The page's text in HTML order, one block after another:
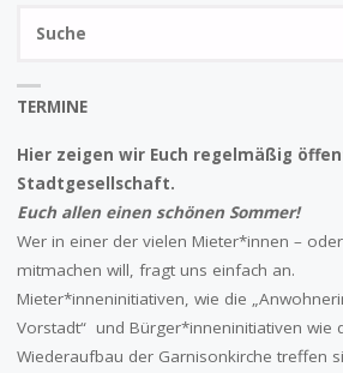
TERMINE
Hier zeigen wir Euch regelmäßig
Stadtgesellschaft.
Euch allen einen schönen Sommer!
Wer in einer der vielen Mieter*innen –
mitmachen will, fragt uns einfach an.
Mieter*inneninitiativen, wie die
Vorstadt“ und Bürger*inneninitiativen wie
Wiederaufbau der Garnisonkirche treffen